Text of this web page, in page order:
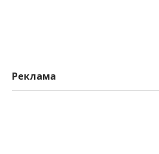
Реклама